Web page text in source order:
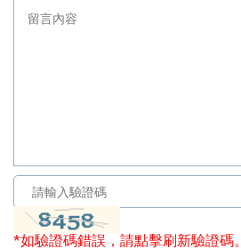
*如驗證碼錯誤，請點擊刷新驗證碼。